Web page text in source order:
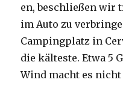
en, beschließen wir
im Auto zu
Campingplatz in
die kälteste. Etwa 5
Wind macht es nicht